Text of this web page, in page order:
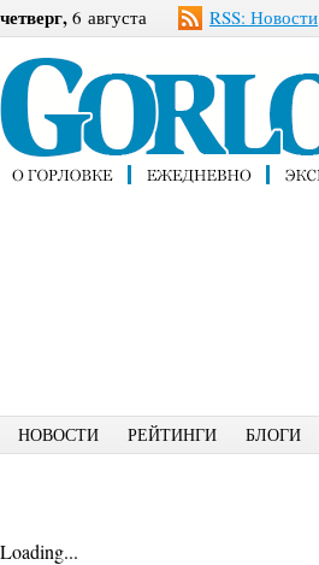
четверг, 6 августа RSS: Новости
НОВОСТИ РЕЙТИНГИ БЛОГИ
Loading...